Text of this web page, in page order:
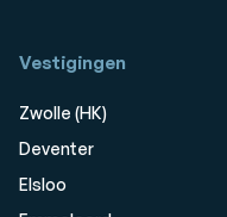
Vestigingen
Zwolle (HK)
Deventer
Elsloo